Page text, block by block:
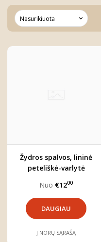
Žydros spalvos, lininė
peteliškė-varlytė
Nuo €1200
DAUGIAU
Į NORŲ SĄRAŠĄ